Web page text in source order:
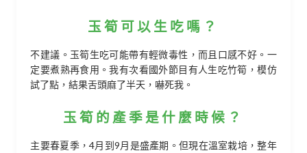
玉筍可以生吃嗎？
不建議。玉筍生吃可能帶有輕微毒性，而且口感不好。一
定要煮熟再食用。我有次看國外節目有人生吃竹筍，模仿
試了點，結果舌頭麻了半天，嚇死我。
玉筍的產季是什麼時候？
主要春夏季，4月到9月是盛產期。但現在溫室栽培，整年